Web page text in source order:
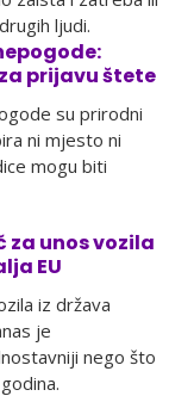
ljudi.
prijavu štete
su prirodni
ni mjesto ni
mogu biti
unos vozila
EU
iz država
je
nego što